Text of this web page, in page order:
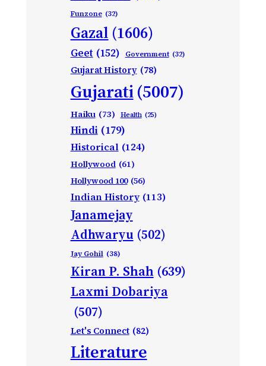
Funzone (32)
Gazal (1606)
Geet (152) Government (32)
Gujarat History (78)
Gujarati(5007)
Haiku (73) Health (25)
Hindi (179)
Historical (124)
Hollywood (61)
Hollywood 100 (56)
Indian History (113)
Janamejay
Adhwaryu (502)
Jay Gohil (38)
Kiran P. Shah (639)
Laxmi Dobariya
(507)
Let's Connect (82)
Literature